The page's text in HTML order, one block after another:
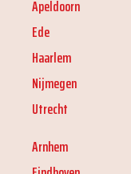
Apeldoorn
Ede
Haarlem
Nijmegen
Utrecht
Arnhem